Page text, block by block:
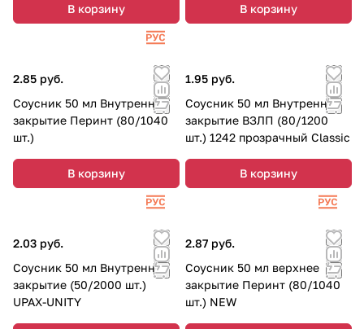
В корзину В корзину
2.85 руб.
Соусник 50 мл Внутреннее
закрытие Перинт (80/1040
шт.)
В корзину
1.95 руб.
Соусник 50 мл Внутреннее
закрытие ВЗЛП (80/1200
шт.) 1242 прозрачный Classic
В корзину
2.03 руб.
Соусник 50 мл Внутреннее
закрытие (50/2000 шт.)
UPAX-UNITY
2.87 руб.
Соусник 50 мл верхнее
закрытие Перинт (80/1040
шт.) NEW